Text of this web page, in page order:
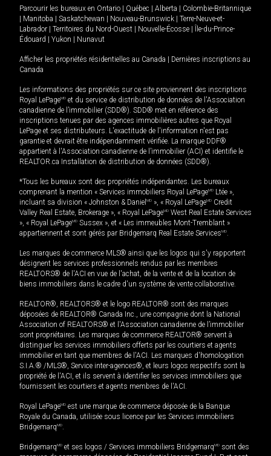
Parcourir les bureaux en Ontario Québec Alberta
Colombie-Britannique
Manitoba Saskatchewan Nouveau-Brunswick
Terre-Neuve-et-
Labrador
Territoires du Nord-Ouest Nouvelle-Écosse
Île-du-Prince-
Édouard
Yukon Nunavut
Afficher les propriétés résidentielles au Canada
Dernières inscriptions au
Canada
Les informations des propriétés sur ce site proviennent des inscriptions
Royal LePageMD et du service de distribution de données de l'Association
canadienne de l’immobilier (SDD®). SDD® met en référence des
inscriptions tenues par des agences immobilières autres que Royal
LePage et ses distributeurs. L'exactitude de l'information n'est pas
garantie et devrait être indépendamment vérifiée. La marque DDF®
appartient à l'Association canadienne de l’immobilier (ACI) et identifie le
REALTOR.ca Installation de distribution de données (SDD®).
*Tous les bureaux sont des propriétés indépendantes. Les bureaux
comprenant la mention « Services immobiliers Royal LePageMD Ltée »,
incluant sa division « Johnston & Daniel MD », « Royal LePageMD Credit
Valley Real Estate, Brokerage », « Royal LePageMD West Real Estate Services
», « Royal LePageMD Sussex », et « Les immeubles Mont-Tremblant »
appartiennent et sont gérés par Bridgemarq Real Estate ServicesMD.
Les marques de commerce MLS® ainsi que les logos qui s'y rapportent
désignent les services professionnels rendus par les membres
REALTORS® de l'ACI en vue de l'achat, de la vente et de la location de
biens immobiliers dans le cadre d'un système de vente collaborative.
REALTOR®, REALTORS® et le logo REALTOR® sont des marques
déposées de REALTOR® Canada Inc., une compagnie dont la National
Association of REALTORS® et l'Association canadienne de l’immobilier
sont propriétaires. Les marques de commerce REALTOR® servent à
distinguer les services immobiliers offerts par les courtiers et agents
immobilier en tant que membres de l'ACI. Les marques d'homologation
S.I.A.® /MLS®, Service inter-agences®, et leurs logos respectifs sont la
propriété de l'ACI, et ils servent à identifier les services immobiliers que
fournissent les courtiers et agents membres de l'ACI.
Royal LePageMD est une marque de commerce déposée de la Banque
Royale du Canada, utilisée sous licence par les Services immobiliers
BridgemarqMD.
BridgemarqMD et ses logos / Services immobiliers BridgemarqMD sont des